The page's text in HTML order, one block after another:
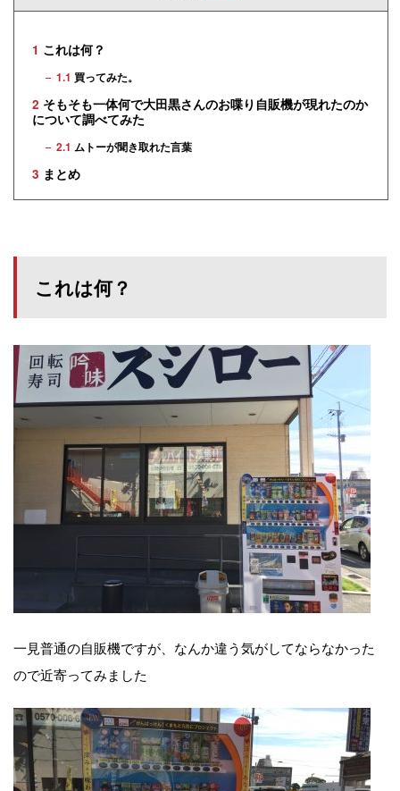
1 これは何？
1.1 買ってみた。
2 そもそも一体何で大田黒さんのお喋り自販機が現れたのか
について調べてみた
2.1 ムトーが聞き取れた言葉
3 まとめ
これは何？
一見普通の自販機ですが、なんか違う気がしてならなかった
ので近寄ってみました